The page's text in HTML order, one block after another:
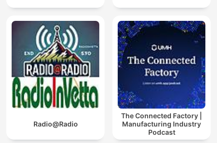
Radio@Radio
The Connected Factory |
Manufacturing Industry
Podcast